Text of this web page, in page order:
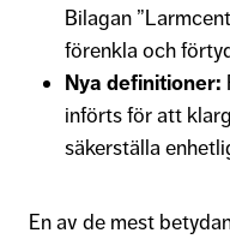
Bilagan
förenkla och
Nya definitioner:
införts för att
säkerställa
En av de mest